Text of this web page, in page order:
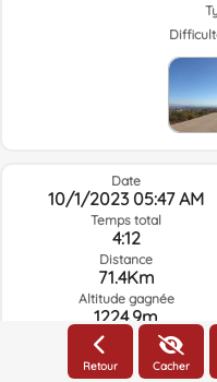
Date
10/1/2023 05:47 AM
Temps total
4:12
Distance
71.4Km
Altitude gagnée
1224.9m
Retour Cacher